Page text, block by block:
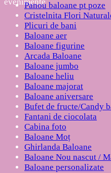
Panou baloane pt poze
Cristelnita Flori
Plicuri de bani
Baloane aer
Baloane figurine
Arcada Baloane
Baloane jumbo
Baloane heliu
Baloane majorat
Baloane aniversare
Bufet de fructe/Candy
Fantani de ciocolata
Cabina foto
Baloane Moț
Ghirlanda Baloane
Baloane Nou nascut /
Baloane personalizate